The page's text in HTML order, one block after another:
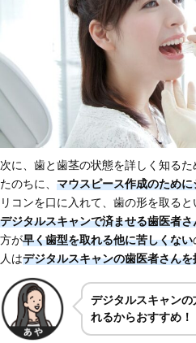
次に、歯と歯茎の状態を詳しく知るた
たのちに、 マウスピース作成のため
リコンを口に入れて、歯の形を取る
デジタルスキャンで済ませる歯医者さ
方が早く歯型を取れる他に苦しくない
人はデジタルスキャンの歯医者さんを
デジタルスキャン
れるからおすすめ！